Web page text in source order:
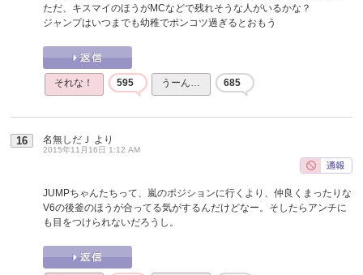
ただ、キスマイのほうがMCなどで残れそうな人がいるかな？
ジャンプはいつまでも幼稚でポンコツ過ぎるとおもう
それな！ 595 うーん… 685
16 名無しだＪ より
2015年11月16日 1:12 AM
JUMPちゃんたちって、嵐のポジションに行くより、仲良くまったりな
V6の後釜のほうが合ってる気がするんだけどなー。そしたらアンチに
も目をつけられないだろうし。